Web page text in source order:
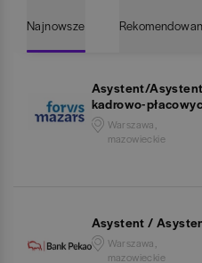
Najnowsze
Asystent/
kadrowo-
Warszawa,
mazowieckie
Asystent /
Warszawa,
mazowieckie